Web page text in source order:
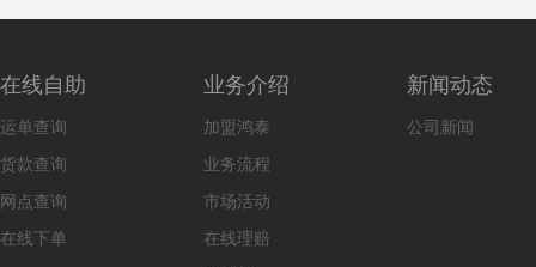
在线自助
运单查询
货款查询
网点查询
在线下单
业务介绍
加盟鸿泰
业务流程
市场活动
在线理赔
新闻动态
公司新闻